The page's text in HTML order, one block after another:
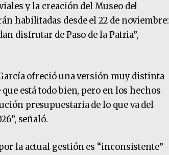
y la creación del Museo del
habilitadas desde el 22 de noviembre:
disfrutar de Paso de la Patria”,
ofreció una versión muy distinta
está todo bien, pero en los hechos
presupuestaria de lo que va del
señaló.
la actual gestión es “inconsistente”